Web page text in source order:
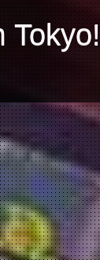
Tokyo!